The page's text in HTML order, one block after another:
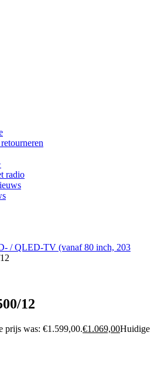
radio
/ QLED-TV (vanaf 80 inch, 203
12
prijs was: €1.599,00.€1.069,00Huidige